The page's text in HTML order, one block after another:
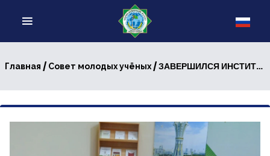
Главная / Совет молодых учёных/ ЗАВЕРШИЛСЯ ИНСТИТУТСКИЙ ЭТАП НАУЧНОГО КОНКУРСА МОЛОДЫХ УЧЕНЫХ